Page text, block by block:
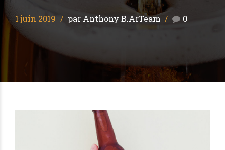
1 juin 2019 par Anthony B.ArTeam 0